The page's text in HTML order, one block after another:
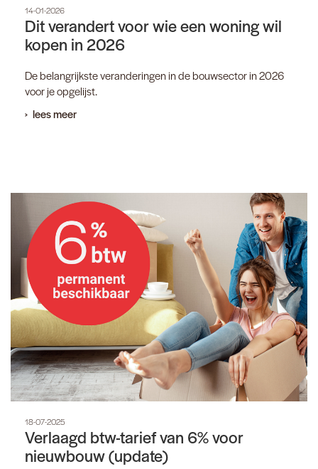
14-01-2026
Dit verandert voor wie een woning wil
kopen in 2026
De belangrijkste veranderingen in de bouwsector in 2026
voor je opgelijst.
lees meer
18-07-2025
Verlaagd btw-tarief van 6% voor
nieuwbouw (update)